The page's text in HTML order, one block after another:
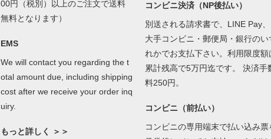
00円（税別）以上のご注文で送料
無料となります）
EMS
We will contact you regarding the t
otal amount due, including shipping
cost after we receive your order inq
uiry.
もっと詳しく ＞＞
コンビニ決済（NP後払い）
別送される請求書で、LINE Pay、
大手コンビニ・郵便局・銀行のい
れかでお支払下さい。利用限度額
累計残高で5万円迄です。 決済手
料250円。
コンビニ（前払い）
コンビニの専用端末で払い込み票